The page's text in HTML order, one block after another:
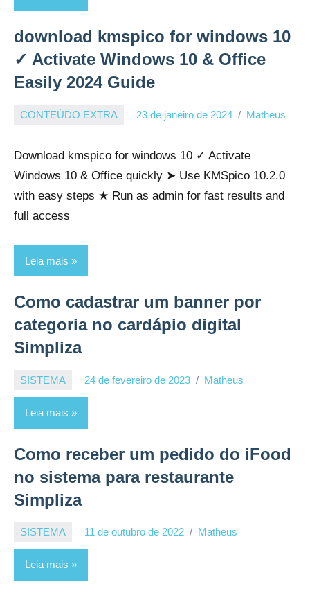
download kmspico for windows 10
✓ Activate Windows 10 & Office
Easily 2024 Guide
CONTEÚDO EXTRA 23 de janeiro de 2024 Matheus
Download kmspico for windows 10 ✓ Activate
Windows 10 & Office quickly ➤ Use KMSpico 10.2.0
with easy steps ★ Run as admin for fast results and
full access
Leia mais
Como cadastrar um banner por
categoria no cardápio digital
Simpliza
SISTEMA 24 de fevereiro de 2023 Matheus
Leia mais
Como receber um pedido do iFood
no sistema para restaurante
Simpliza
SISTEMA 11 de outubro de 2022 Matheus
Leia mais